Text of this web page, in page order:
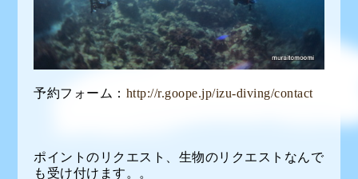
予約フォーム： http://r.goope.jp/izu-diving/contact
ポイントのリクエスト、生物のリクエストなんで
も受け付けます。。